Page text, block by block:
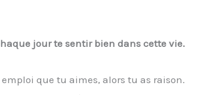
jour te sentir bien dans cette vie.
que tu aimes, alors tu as raison.